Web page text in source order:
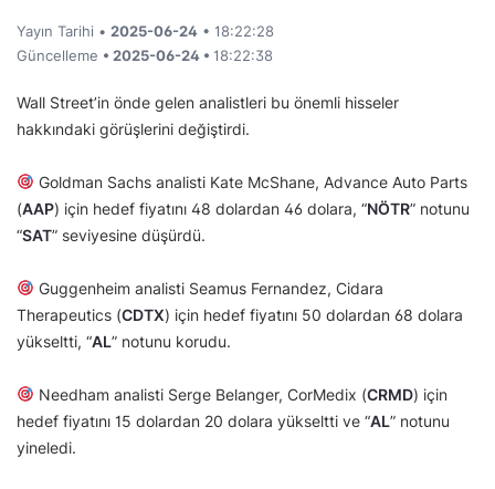
Yayın Tarihi • 2025-06-24 • 18:22:28
Güncelleme • 2025-06-24 • 18:22:38
Wall Street’in önde gelen analistleri bu önemli hisseler
hakkındaki görüşlerini değiştirdi.
Goldman Sachs analisti Kate McShane, Advance Auto Parts
(AAP) için hedef fiyatını 48 dolardan 46 dolara, “NÖTR” notunu
“SAT” seviyesine düşürdü.
Guggenheim analisti Seamus Fernandez, Cidara
Therapeutics (CDTX) için hedef fiyatını 50 dolardan 68 dolara
yükseltti, “AL” notunu korudu.
Needham analisti Serge Belanger, CorMedix (CRMD) için
hedef fiyatını 15 dolardan 20 dolara yükseltti ve “AL” notunu
yineledi.